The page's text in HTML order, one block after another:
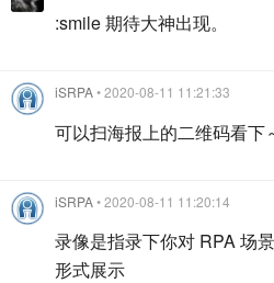
:smile 期待大神出现。
iSRPA• 2020-08-11 11:21:33
可以扫海报上的二维码看下
iSRPA• 2020-08-11 11:20:14
录像是指录下你对 RPA 场
形式展示